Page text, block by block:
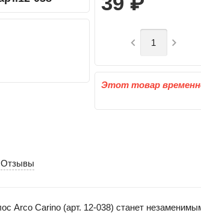
 
Этот товар
Отзывы
Arco Carino (арт. 12-038) станет